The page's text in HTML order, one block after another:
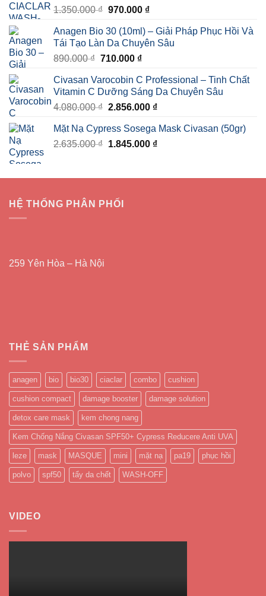
1.350.000₫ Giá
là:
1.350.000 ₫.
970.000 ₫Giá
tại
là:
Anagen Bio 30 (10ml) – Giải Pháp Phục Hồi Và
Tái Tạo Làn Da Chuyên Sâu
890.000₫ Giá
là:
890.000 ₫.
710.000 ₫Giá
tại
là:
710.000 ₫.
Civasan Varocobin C Professional – Tinh Chất
Vitamin C Dưỡng Sáng Da Chuyên Sâu
4.080.000₫ Giá
là:
4.080.000 ₫.
2.856.000 ₫Giá
tại
là:
Mặt Nạ Cypress Sosega Mask Civasan (50gr)
2.635.000₫ Giá
2.635.000 ₫.
1.845.000 ₫Giá
là:
HỆ THỐNG PHÂN PHỐI
259 Yên Hòa – Hà Nội
THẺ SẢN PHẨM
anagen bio bio30 ciaclar combo cushion
cushion compact damage booster damage solution
detox care mask kem chong nang
Kem Chống Nắng Civasan SPF50+ Cypress Reducere Anti UVA
leze mask MASQUE mini mặt nạ pa19 phục hồi
polvo spf50 tẩy da chết WASH-OFF
VIDEO